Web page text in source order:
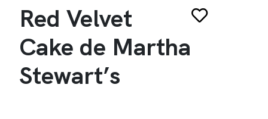
Red Velvet
Cake de Martha
Stewart’s